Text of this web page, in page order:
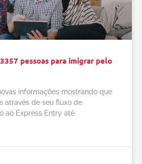
pessoas para imigrar pelo
informações mostrando que
através de seu fluxo de
ao Express Entry até